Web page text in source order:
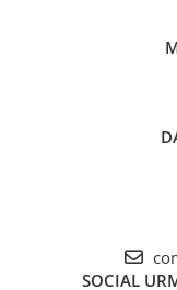
SOCIAL